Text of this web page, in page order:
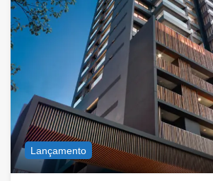
Lançamento